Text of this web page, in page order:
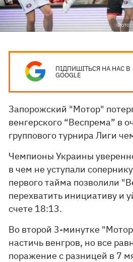
Фото:
ПІДПИШІТЬСЯ НА НАС В
GOOGLE
Запорожский "Мотор"
венгерского “Веспрема” в
группового турнира Лиги
Чемпионы Украины
в чем не уступали
первого тайма позволили
перехватить инициативу и
счете 18:13.
Во второй 3-минутке
настичь венгров, но все
поражение с разницей в 7